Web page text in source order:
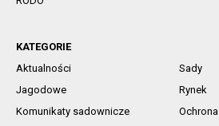
KATEGORIE
Aktualności
Sady
Jagodowe
Rynek
Komunikaty sadownicze
Ochrona